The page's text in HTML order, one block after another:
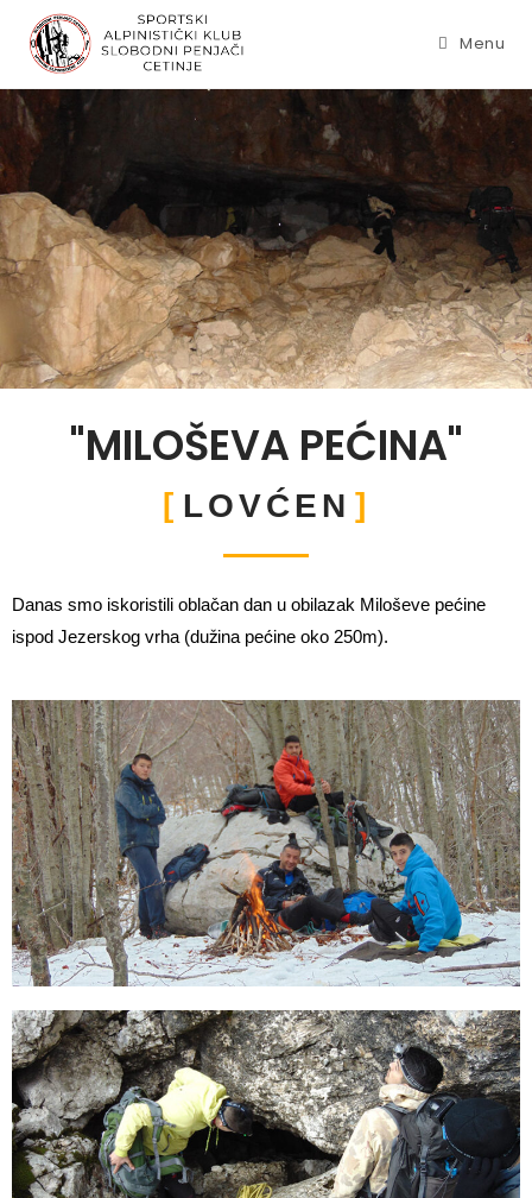
Menu
"MILOŠEVA PEĆINA"
LOVĆEN
Danas smo iskoristili oblačan dan u obilazak Miloševe pećine
ispod Jezerskog vrha (dužina pećine oko 250m).